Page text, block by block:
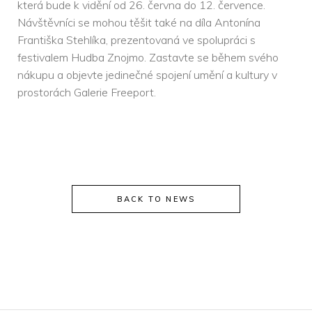
která bude k vidění od 26. června do 12. července.
Návštěvníci se mohou těšit také na díla Antonína
Františka Stehlíka, prezentovaná ve spolupráci s
festivalem Hudba Znojmo. Zastavte se během svého
nákupu a objevte jedinečné spojení umění a kultury v
prostorách Galerie Freeport.
BACK TO NEWS